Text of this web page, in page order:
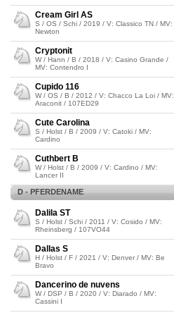
Cream Girl AS
S / OS / Schi / 2019 / V: Classico TN / MV:
Newton
Cryptonit
W / Hann / B / 2018 / V: Casino Grande /
MV: Contendro I
Cupido 116
W / OS / B / 2012 / V: Chacco La Loi / MV:
Araconit / 107ED29
Cute Carolina
S / Holst / B / 2009 / V: Catoki / MV:
Cardino
Cuthbert B
W / Holst / B / 2009 / V: Cardino / MV:
Lancer II
D - PFERDENAME
Dalila ST
S / Holst / Schi / 2011 / V: Cosido / MV:
Rheinsberg / 107VO44
Dallas S
H / Holst / F / 2021 / V: Denver / MV: Be
Bravo
Dancerino de nuvens
W / DSP / B / 2020 / V: Diarado / MV:
Cassini I